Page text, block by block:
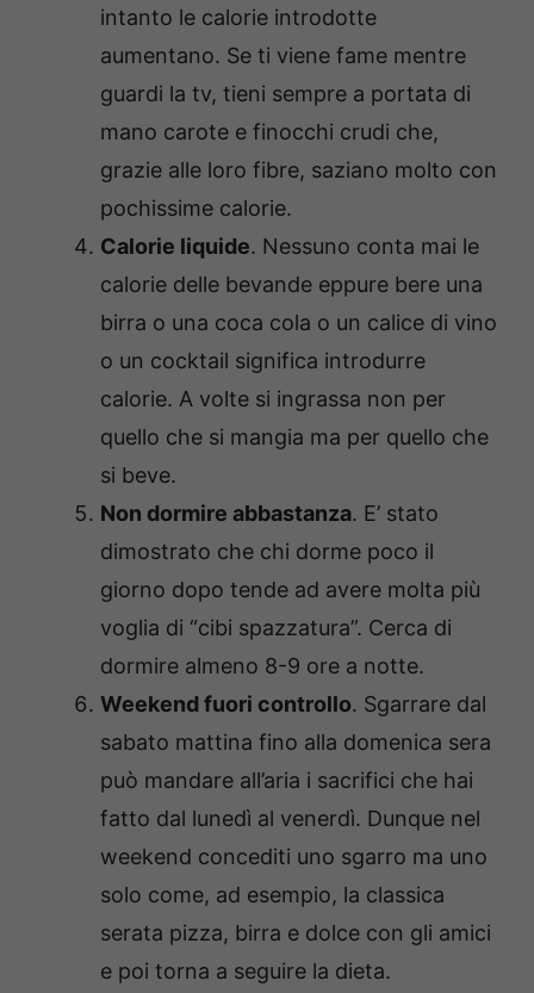
intanto le calorie introdotte
aumentano. Se ti viene fame mentre
guardi la tv, tieni sempre a portata di
mano carote e finocchi crudi che,
grazie alle loro fibre, saziano molto con
pochissime calorie.
Calorie liquide. Nessuno conta mai le
calorie delle bevande eppure bere una
birra o una coca cola o un calice di vino
o un cocktail significa introdurre
calorie. A volte si ingrassa non per
quello che si mangia ma per quello che
si beve.
Non dormire abbastanza. E’ stato
dimostrato che chi dorme poco il
giorno dopo tende ad avere molta più
voglia di “cibi spazzatura”. Cerca di
dormire almeno 8-9 ore a notte.
Weekend fuori controllo. Sgarrare dal
sabato mattina fino alla domenica sera
può mandare all’aria i sacrifici che hai
fatto dal lunedì al venerdì. Dunque nel
weekend concediti uno sgarro ma uno
solo come, ad esempio, la classica
serata pizza, birra e dolce con gli amici
e poi torna a seguire la dieta.